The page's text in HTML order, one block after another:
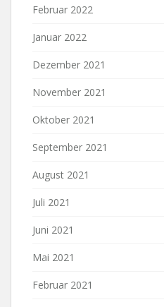
Februar 2022
Januar 2022
Dezember 2021
November 2021
Oktober 2021
September 2021
August 2021
Juli 2021
Juni 2021
Mai 2021
Februar 2021